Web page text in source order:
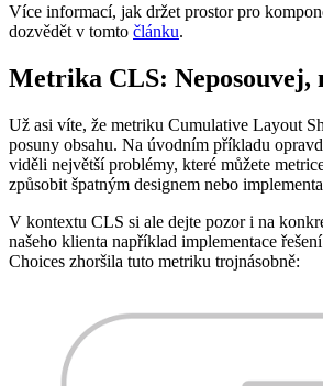
Více informací, jak držet prostor pro
dozvědět v tomto článku.
Metrika CLS: Neposouvej,
Už asi víte, že metriku Cumulative Layout
posuny obsahu. Na úvodním příkladu
viděli největší problémy, které můžete
způsobit špatným designem nebo
V kontextu CLS si ale dejte pozor i na
našeho klienta například implementace
Choices zhoršila tuto metriku trojnásobně: